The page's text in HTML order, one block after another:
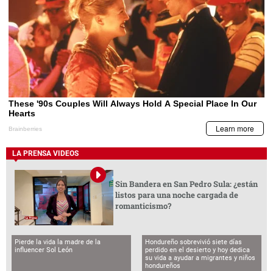
LA PRENSA VIDEOS
Sin Bandera en San Pedro Sula: ¿están
listos para una noche cargada de
romanticismo?
Pierde la vida la madre de la
influencer Sol León
Hondureño sobrevivió siete días
perdido en el desierto y hoy dedica
su vida a ayudar a migrantes y niños
hondureños